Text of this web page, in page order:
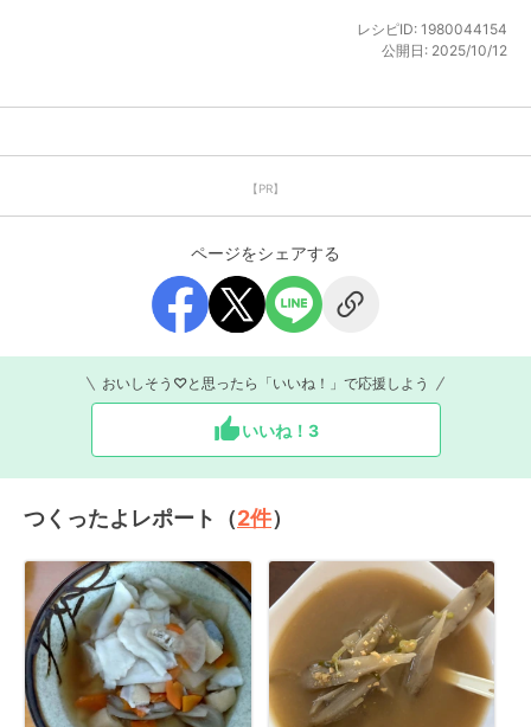
レシピID: 1980044154
公開日: 2025/10/12
【PR】
ページをシェアする
おいしそう♡と思ったら「いいね！」で応援しよう
いいね！ 3
つくったよレポート（2件）